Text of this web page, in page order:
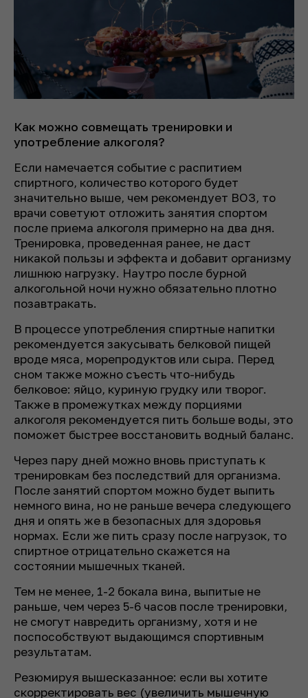
Как можно совмещать тренировки и
употребление алкоголя?
Если намечается событие с распитием
спиртного, количество которого будет
значительно выше, чем рекомендует ВОЗ, то
врачи советуют отложить занятия спортом
после приема алкоголя примерно на два дня.
Тренировка, проведенная ранее, не даст
никакой пользы и эффекта и добавит организму
лишнюю нагрузку. Наутро после бурной
алкогольной ночи нужно обязательно плотно
позавтракать.
В процессе употребления спиртные напитки
рекомендуется закусывать белковой пищей
вроде мяса, морепродуктов или сыра. Перед
сном также можно съесть что-нибудь
белковое: яйцо, куриную грудку или творог.
Также в промежутках между порциями
алкоголя рекомендуется пить больше воды, это
поможет быстрее восстановить водный баланс.
Через пару дней можно вновь приступать к
тренировкам без последствий для организма.
После занятий спортом можно будет выпить
немного вина, но не раньше вечера следующего
дня и опять же в безопасных для здоровья
нормах. Если же пить сразу после нагрузок, то
спиртное отрицательно скажется на
состоянии мышечных тканей.
Тем не менее, 1-2 бокала вина, выпитые не
раньше, чем через 5-6 часов после тренировки,
не смогут навредить организму, хотя и не
поспособствуют выдающимся спортивным
результатам.
Резюмируя вышесказанное: если вы хотите
скорректировать вес (увеличить мышечную